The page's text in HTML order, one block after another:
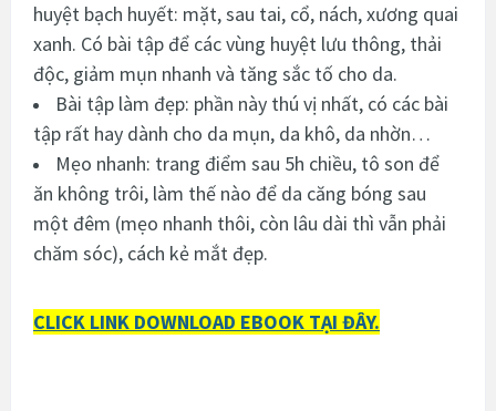
huyệt bạch huyết: mặt, sau tai, cổ, nách, xương quai
xanh. Có bài tập để các vùng huyệt lưu thông, thải
độc, giảm mụn nhanh và tăng sắc tố cho da.
Bài tập làm đẹp: phần này thú vị nhất, có các bài
tập rất hay dành cho da mụn, da khô, da nhờn…
Mẹo nhanh: trang điểm sau 5h chiều, tô son để
ăn không trôi, làm thế nào để da căng bóng sau
một đêm (mẹo nhanh thôi, còn lâu dài thì vẫn phải
chăm sóc), cách kẻ mắt đẹp.
CLICK LINK DOWNLOAD EBOOK TẠI ĐÂY.